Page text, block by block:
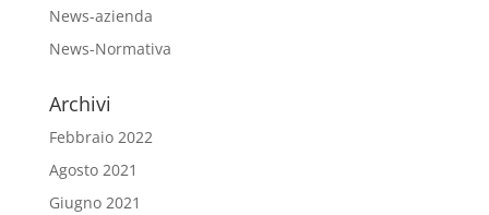
News-azienda
News-Normativa
Archivi
Febbraio 2022
Agosto 2021
Giugno 2021